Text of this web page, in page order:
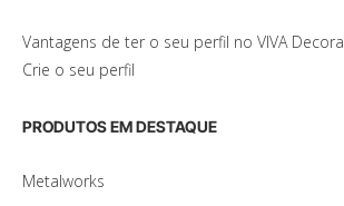
Vantagens de ter o seu perfil no VIVA Decora
Crie o seu perfil
PRODUTOS EM DESTAQUE
Metalworks